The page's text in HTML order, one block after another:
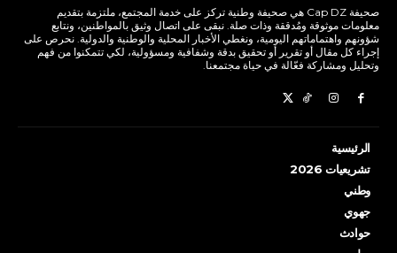
صحيفة Cap DZ هي صحيفة وطنية تركز على خدمة المجتمع، ملتزمة بتقديم
معلومات موثوقة ومُدققة وذات صلة. نبقى على اتصال وثيق بالمواطنين، ونتابع
شؤونهم واهتماماتهم اليومية، ونغطي الأخبار المحلية والوطنية والدولية. نحرص على
إجراء كل مقال أو تقرير أو تحقيق بدقة وشفافية ومسؤولية، لكي تتمكنوا من فهم
وتحليل ومشاركة فعّالة في حياة مجتمعنا.
الرئيسية
تشريعيات 2026
وطني
جهوي
حوادث